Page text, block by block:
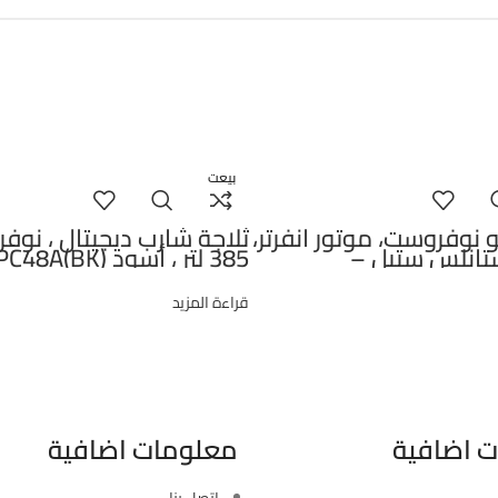
نوفروست، موتور انفرتر،
ستانلس ستيل –
بيعت
ثلاجة شارب ديجيتال ،
385 لتر ، أسود SJ-PC48A(BK)
قراءة المزيد
اضافية معلومات اضافية